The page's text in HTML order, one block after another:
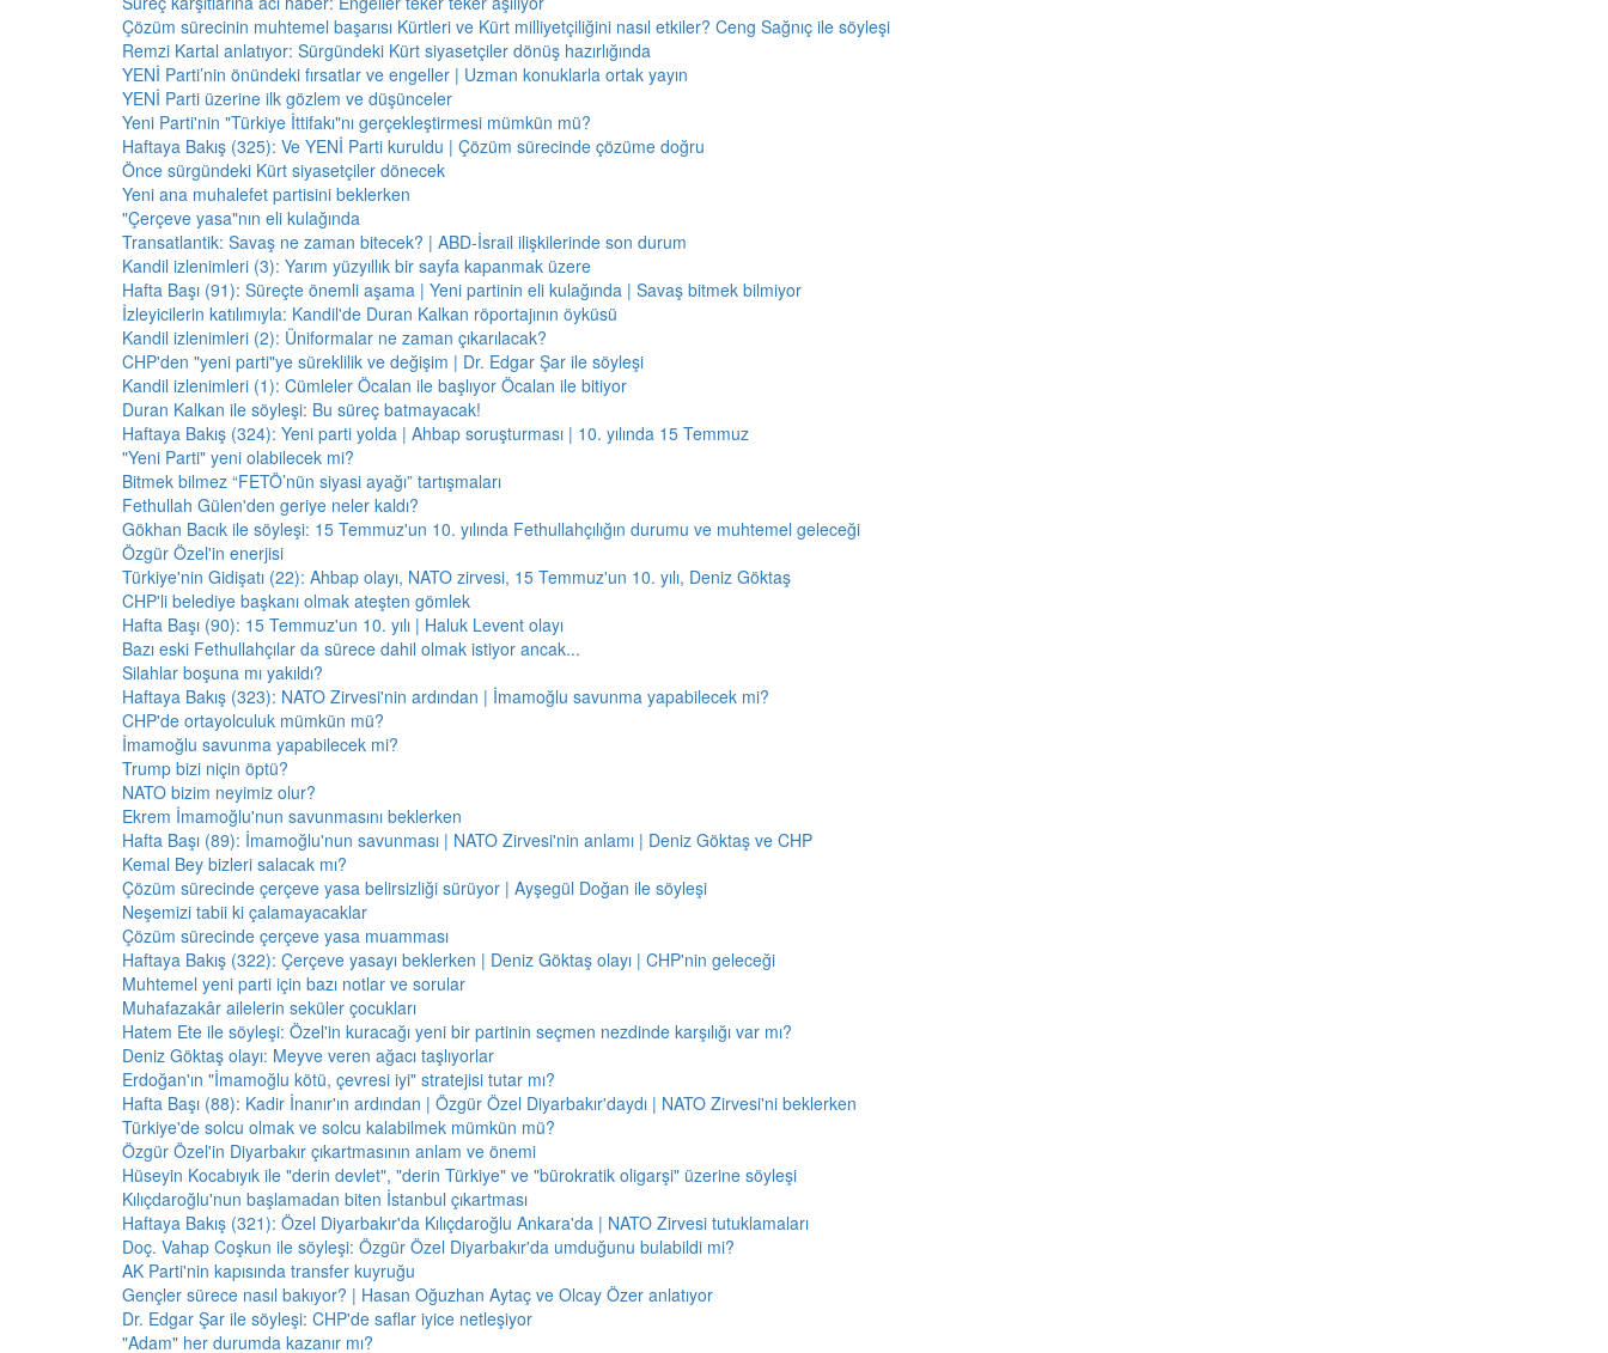
Çözüm sürecinin muhtemel başarısı Kürtleri ve Kürt milliyetçiliğini nasıl etkiler? Ceng Sağnıç ile söyleşi
Remzi Kartal anlatıyor: Sürgündeki Kürt siyasetçiler dönüş hazırlığında
YENİ Parti’nin önündeki fırsatlar ve engeller | Uzman konuklarla ortak yayın
YENİ Parti üzerine ilk gözlem ve düşünceler
Yeni Parti'nin "Türkiye İttifakı"nı gerçekleştirmesi mümkün mü?
Haftaya Bakış (325): Ve YENİ Parti kuruldu | Çözüm sürecinde çözüme doğru
Önce sürgündeki Kürt siyasetçiler dönecek
Yeni ana muhalefet partisini beklerken
"Çerçeve yasa"nın eli kulağında
Transatlantik: Savaş ne zaman bitecek? | ABD-İsrail ilişkilerinde son durum
Kandil izlenimleri (3): Yarım yüzyıllık bir sayfa kapanmak üzere
Hafta Başı (91): Süreçte önemli aşama | Yeni partinin eli kulağında | Savaş bitmek bilmiyor
İzleyicilerin katılımıyla: Kandil'de Duran Kalkan röportajının öyküsü
Kandil izlenimleri (2): Üniformalar ne zaman çıkarılacak?
CHP'den "yeni parti"ye süreklilik ve değişim | Dr. Edgar Şar ile söyleşi
Kandil izlenimleri (1): Cümleler Öcalan ile başlıyor Öcalan ile bitiyor
Duran Kalkan ile söyleşi: Bu süreç batmayacak!
Haftaya Bakış (324): Yeni parti yolda | Ahbap soruşturması | 10. yılında 15 Temmuz
"Yeni Parti" yeni olabilecek mi?
Bitmek bilmez “FETÖ’nün siyasi ayağı” tartışmaları
Fethullah Gülen'den geriye neler kaldı?
Gökhan Bacık ile söyleşi: 15 Temmuz'un 10. yılında Fethullahçılığın durumu ve muhtemel geleceği
Özgür Özel'in enerjisi
Türkiye'nin Gidişatı (22): Ahbap olayı, NATO zirvesi, 15 Temmuz'un 10. yılı, Deniz Göktaş
CHP'li belediye başkanı olmak ateşten gömlek
Hafta Başı (90): 15 Temmuz'un 10. yılı | Haluk Levent olayı
Bazı eski Fethullahçılar da sürece dahil olmak istiyor ancak...
Silahlar boşuna mı yakıldı?
Haftaya Bakış (323): NATO Zirvesi'nin ardından | İmamoğlu savunma yapabilecek mi?
CHP'de ortayolculuk mümkün mü?
İmamoğlu savunma yapabilecek mi?
Trump bizi niçin öptü?
NATO bizim neyimiz olur?
Ekrem İmamoğlu'nun savunmasını beklerken
Hafta Başı (89): İmamoğlu'nun savunması | NATO Zirvesi'nin anlamı | Deniz Göktaş ve CHP
Kemal Bey bizleri salacak mı?
Çözüm sürecinde çerçeve yasa belirsizliği sürüyor | Ayşegül Doğan ile söyleşi
Neşemizi tabii ki çalamayacaklar
Çözüm sürecinde çerçeve yasa muamması
Haftaya Bakış (322): Çerçeve yasayı beklerken | Deniz Göktaş olayı | CHP'nin geleceği
Muhtemel yeni parti için bazı notlar ve sorular
Muhafazakâr ailelerin seküler çocukları
Hatem Ete ile söyleşi: Özel'in kuracağı yeni bir partinin seçmen nezdinde karşılığı var mı?
Deniz Göktaş olayı: Meyve veren ağacı taşlıyorlar
Erdoğan'ın "İmamoğlu kötü, çevresi iyi" stratejisi tutar mı?
Hafta Başı (88): Kadir İnanır'ın ardından | Özgür Özel Diyarbakır'daydı | NATO Zirvesi'ni beklerken
Türkiye'de solcu olmak ve solcu kalabilmek mümkün mü?
Özgür Özel'in Diyarbakır çıkartmasının anlam ve önemi
Hüseyin Kocabıyık ile "derin devlet", "derin Türkiye" ve "bürokratik oligarşi" üzerine söyleşi
Kılıçdaroğlu'nun başlamadan biten İstanbul çıkartması
Haftaya Bakış (321): Özel Diyarbakır'da Kılıçdaroğlu Ankara'da | NATO Zirvesi tutuklamaları
Doç. Vahap Coşkun ile söyleşi: Özgür Özel Diyarbakır'da umduğunu bulabildi mi?
AK Parti'nin kapısında transfer kuyruğu
Gençler sürece nasıl bakıyor? | Hasan Oğuzhan Aytaç ve Olcay Özer anlatıyor
Dr. Edgar Şar ile söyleşi: CHP'de saflar iyice netleşiyor
"Adam" her durumda kazanır mı?